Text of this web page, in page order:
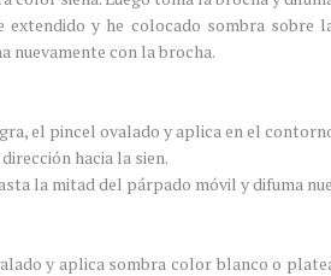
extendido y he colocado sombra sobre
nuevamente con la brocha.
el pincel ovalado y aplica en el
hacia la sien.
la mitad del párpado móvil y difuma
y aplica sombra color blanco o